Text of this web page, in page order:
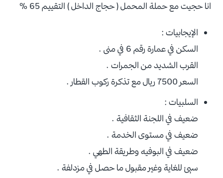
انا حجيت مع حملة المحمل ( حجاج الداخل ) التقييم 65 %
الإيجابيات :
السكن في عمارة رقم 6 في منى .
القرب الشديد من الجمرات .
السعر 7500 ريال مع تذكرة ركوب القطار .
السلبيات :
ضعيف في اللجنة الثقافية .
ضعيف في مستوى الخدمة .
ضعيف في البوفيه وطريقة الطهي .
سيئ للغاية وغير مقبول ما حصل في مزدلفة .